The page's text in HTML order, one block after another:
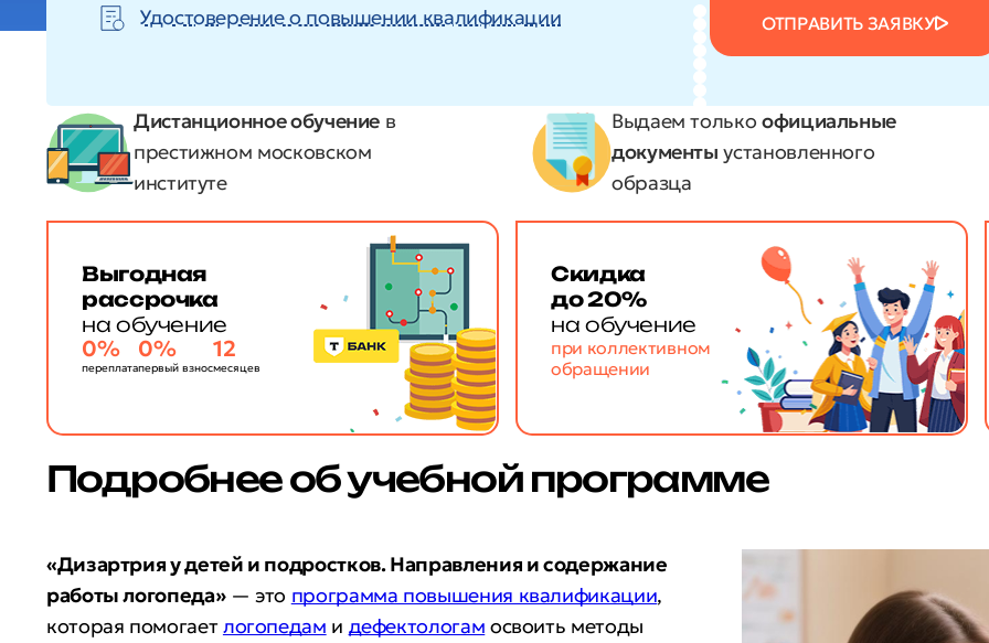
Удостоверение о повышении квалификации
ОТПРАВИТЬ ЗАЯВКУ
Дистанционное обучение в
престижном московском
институте
Выдаем только официальные
документы установленного
образца
Выгодная
рассрочка
на обучение
0%
переплата
0%
первый взнос
12
месяцев
Скидка
до 20%
на обучение
при коллективном
обращении
Подробнее об учебной программе
«Дизартрия у детей и подростков. Направления и содержание
работы логопеда»— это программа повышения квалификации,
которая помогаетлогопедам и дефектологам освоить методы